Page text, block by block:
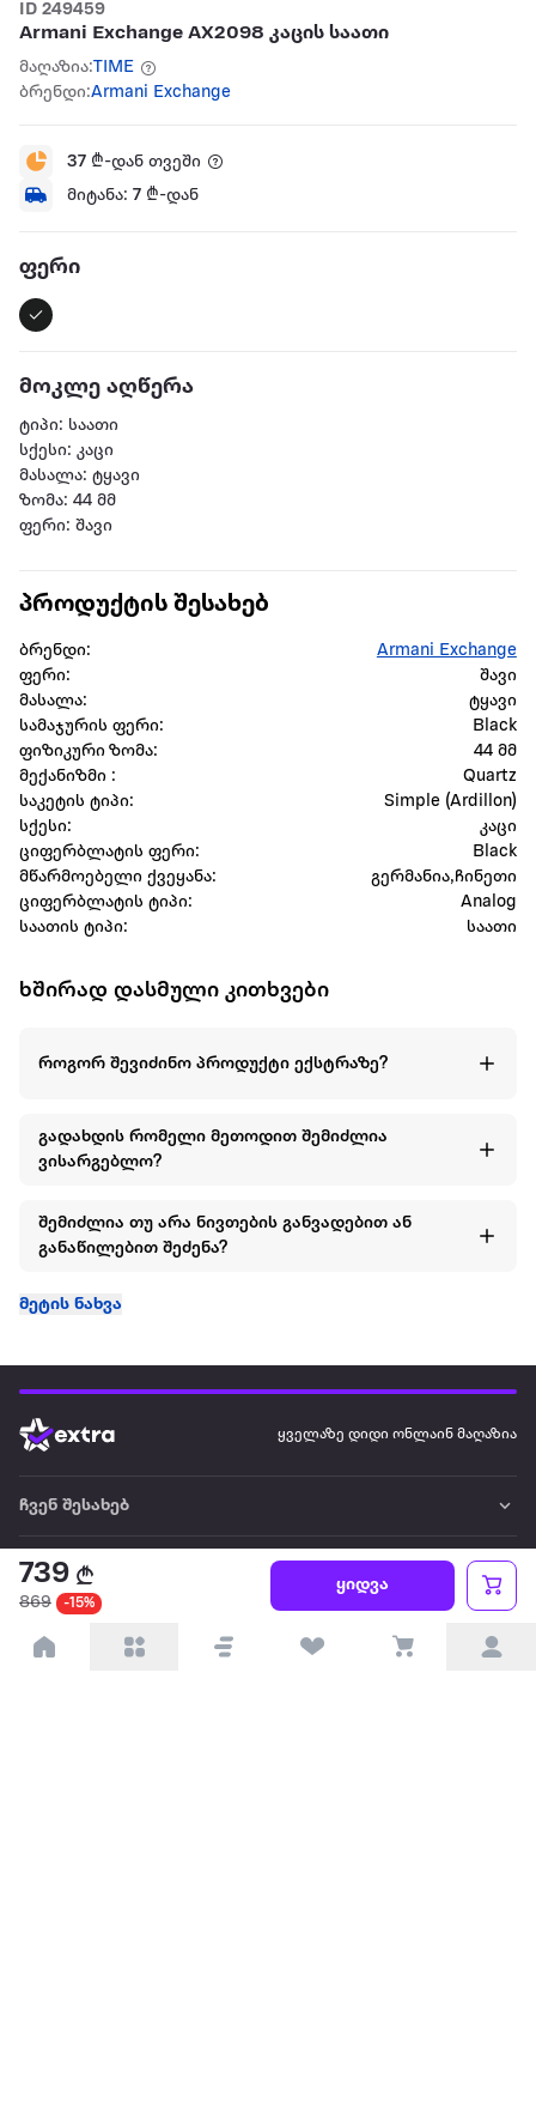
ID 249459
Armani Exchange AX2098 კაცის საათი
მაღაზია:TIME
ბრენდი:Armani Exchange
37 ₾-დან თვეში
მიტანა: 7 ₾-დან
ფერი
მოკლე აღწერა
ტიპი: საათი
სქესი: კაცი
მასალა: ტყავი
ზომა: 44 მმ
ფერი: შავი
739
869 -15%
ყიდვა
პროდუქტის შესახებ
ბრენდი:
Armani Exchange
ფერი:
შავი
მასალა:
ტყავი
სამაჯურის ფერი:
Black
ფიზიკური ზომა:
44 მმ
მექანიზმი :
Quartz
საკეტის ტიპი:
Simple (Ardillon)
სქესი:
კაცი
ციფერბლატის ფერი:
Black
მწარმოებელი ქვეყანა:
გერმანია,ჩინეთი
ციფერბლატის ტიპი:
Analog
საათის ტიპი:
საათი
ხშირად დასმული კითხვები
როგორ შევიძინო პროდუქტი ექსტრაზე?
გადახდის რომელი მეთოდით შემიძლია
ვისარგებლო?
შემიძლია თუ არა ნივთების განვადებით ან
განაწილებით შეძენა?
მეტის ნახვა
ყველაზე დიდი ონლაინ მაღაზია
ჩვენ შესახებ
წესები და პირობები